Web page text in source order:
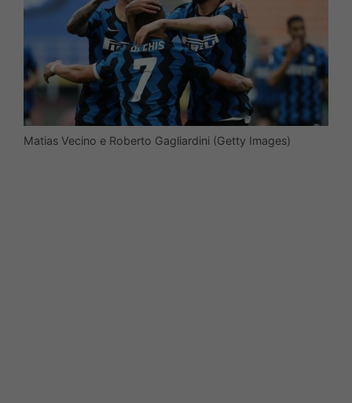
Matias Vecino e Roberto Gagliardini (Getty Images)